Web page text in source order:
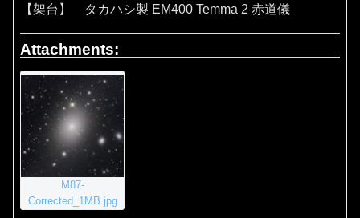
【架台】 タカハシ製 EM400 Temma 2 赤道儀
Attachments:
M87-
Corrected_1MB.jpg